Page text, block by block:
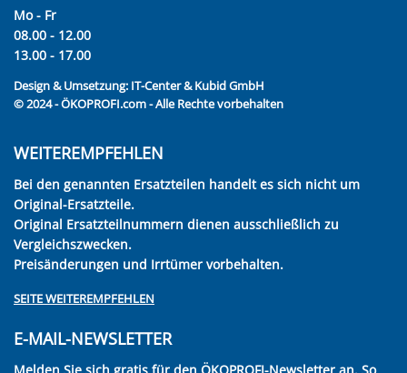
Mo - Fr
08.00 - 12.00
13.00 - 17.00
Design & Umsetzung: IT-Center & Kubid GmbH
© 2024 - ÖKOPROFI.com - Alle Rechte vorbehalten
WEITEREMPFEHLEN
Bei den genannten Ersatzteilen handelt es sich nicht um
Original-Ersatzteile.
Original Ersatzteilnummern dienen ausschließlich zu
Vergleichszwecken.
Preisänderungen und Irrtümer vorbehalten.
SEITE WEITEREMPFEHLEN
E-MAIL-NEWSLETTER
Melden Sie sich gratis für den ÖKOPROFI-Newsletter an. So